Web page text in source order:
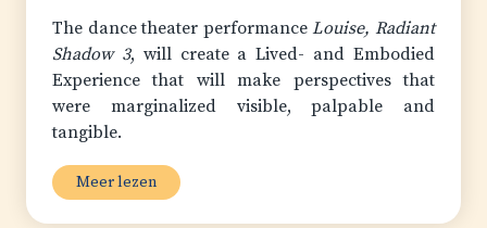
The dance theater performanceLouise, Radiant
Shadow 3, will create a Lived- and Embodied
Experience that will make perspectives that
were marginalized visible, palpable and
tangible.
Meer lezen